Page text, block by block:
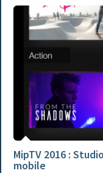
MipTV 2016 :
mobile